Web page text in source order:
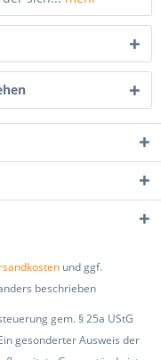
und ggf.
beschrieben
gem. § 25a UStG
gesonderter Ausweis der